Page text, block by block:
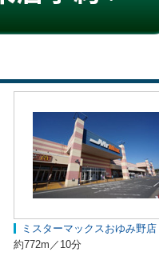
ミスターマックスおゆみ野店
約772m／10分